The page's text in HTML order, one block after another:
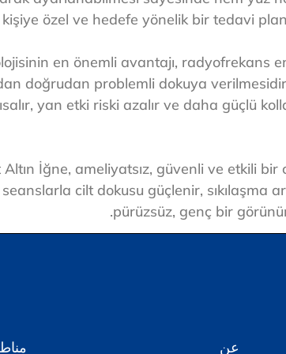
özel ve hedefe yönelik bir tedavi
en önemli avantajı, radyofrekans
doğrudan problemli dokuya
yan etki riski azalır ve daha güçlü
Altın İğne, ameliyatsız, güvenli ve etkili bir
cilt dokusu güçlenir, sıkılaşma
pürüzsüz, genç bir
عن